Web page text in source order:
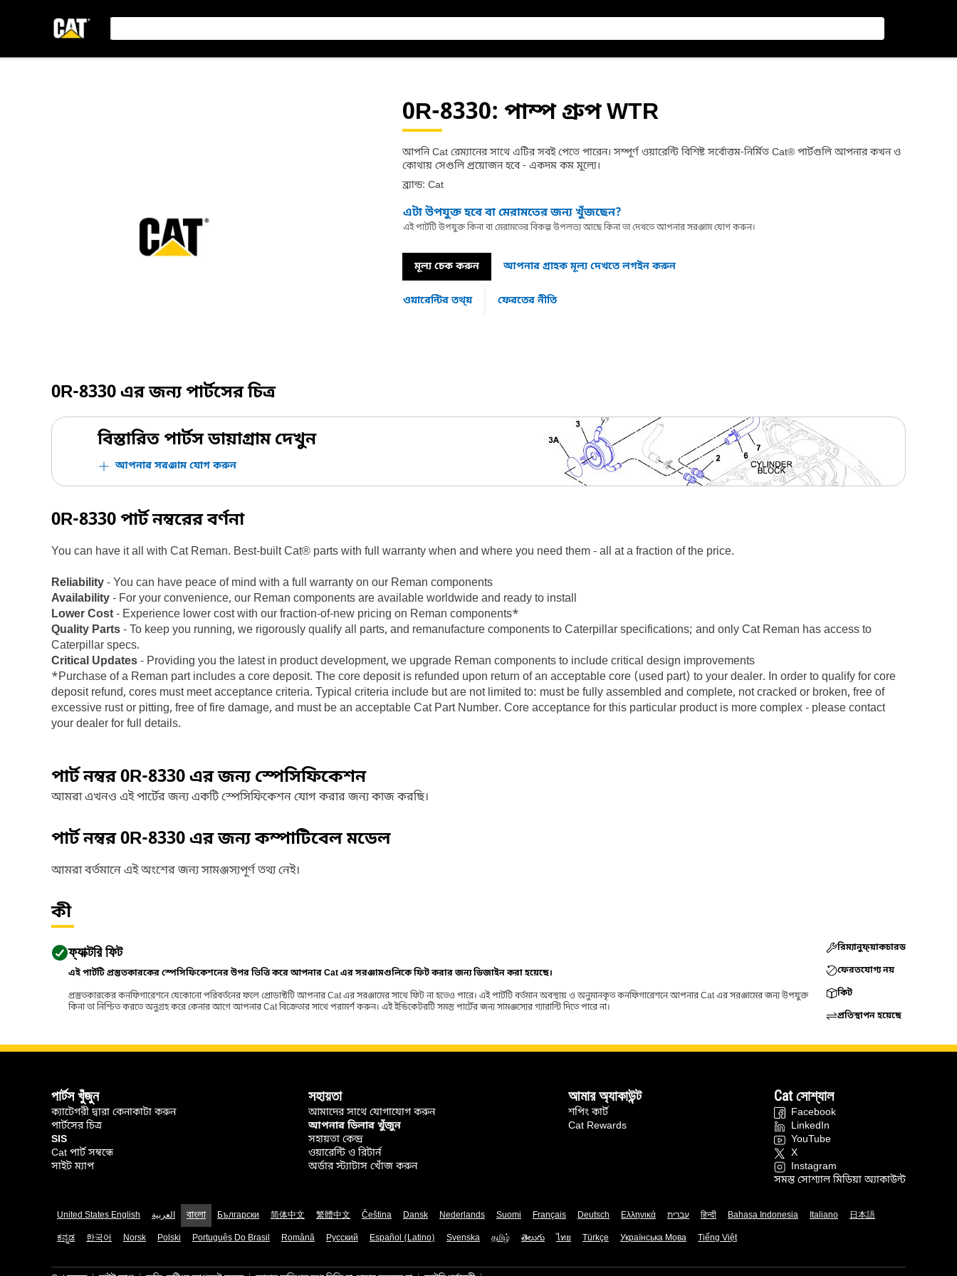
0R-8330: পাম্প গ্রুপ WTR
আপনি Cat রেম্যানের সাথে এটির সবই পেতে পারেন। সম্পূর্ণ ওয়ারেন্টি বিশিষ্ট সর্বোত্তম-নির্মিত Cat® পার্টগুলি আপনার কখন ও
কোথায় সেগুলি প্রয়োজন হবে - একদম কম মূল্যে।
ব্র্যান্ড: Cat
এটা উপযুক্ত হবে বা মেরামতের জন্য খুঁজছেন?
এই পার্টটি উপযুক্ত কিনা বা মেরামতের বিকল্প উপলভ্য আছে কিনা তা দেখতে আপনার সরঞ্জাম যোগ করুন।
মূল্য চেক করুন আপনার গ্রাহক মূল্য দেখতে লগইন করুন
ওয়ারেন্টির তথ্য় ফেরতের নীতি
0R-8330এর জন্য পার্টসের চিত্র
বিস্তারিত পার্টস ডায়াগ্রাম দেখুন
আপনার সরঞ্জাম যোগ করুন
0R-8330পার্ট নম্বরের বর্ণনা
You can have it all with Cat Reman. Best-built Cat® parts with full warranty when and where you need them - all at a fraction of the price.
Reliability- You can have peace of mind with a full warranty on our Reman components
Availability- For your convenience, our Reman components are available worldwide and ready to install
Lower Cost- Experience lower cost with our fraction-of-new pricing on Reman components*
Quality Parts- To keep you running, we rigorously qualify all parts, and remanufacture components to Caterpillar specifications; and only Cat Reman has access to
Caterpillar specs.
Critical Updates- Providing you the latest in product development, we upgrade Reman components to include critical design improvements
*Purchase of a Reman part includes a core deposit. The core deposit is refunded upon return of an acceptable core (used part) to your dealer. In order to qualify for core
deposit refund, cores must meet acceptance criteria. Typical criteria include but are not limited to: must be fully assembled and complete, not cracked or broken, free of
excessive rust or pitting, free of fire damage, and must be an acceptable Cat Part Number. Core acceptance for this particular product is more complex - please contact
your dealer for full details.
পার্ট নম্বর0R-8330এর জন্য স্পেসিফিকেশন
আমরা এখনও এই পার্টের জন্য একটি স্পেসিফিকেশন যোগ করার জন্য কাজ করছি।
পার্ট নম্বর0R-8330এর জন্য কম্পাটিবেল মডেল
আমরা বর্তমানে এই অংশের জন্য সামঞ্জস্যপূর্ণ তথ্য নেই।
কী
ফ্যাক্টরি ফিট
এই পার্টটি প্রস্তুতকারকের স্পেসিফিকেশনের উপর ভিত্তি করে আপনার Cat এর সরঞ্জামগুলিকে ফিট করার জন্য ডিজাইন করা হয়েছে।
প্রস্তুতকারকের কনফিগারেশনে যেকোনো পরিবর্তনের ফলে প্রোডাক্টটি আপনার Cat এর সরঞ্জামের সাথে ফিট না হতেও পারে। এই পার্টটি বর্তমান অবস্থায় ও অনুমানকৃত কনফিগারেশনে আপনার Cat এর সরঞ্জামের জন্য উপযুক্ত
কিনা তা নিশ্চিত করতে অনুগ্রহ করে কেনার আগে আপনার Cat বিক্রেতার সাথে পরামর্শ করুন। এই ইন্ডিকেটরটি সমস্ত পার্টের জন্য সামঞ্জস্যের গ্যারান্টি দিতে পারে না।
রিম্যানুফ্য়াকচারড
ফেরতযোগ্য নয়
কিট
প্রতিস্থাপন হয়েছে
পার্টস খুঁজুন
ক্যাটেগরী দ্বারা কেনাকাটা করুন
পার্টসের চিত্র
SIS
Cat পার্ট সম্বন্ধে
সাইট ম্যাপ
সহায়তা
আমাদের সাথে যোগাযোগ করুন
আপনার ডিলার খুঁজুন
সহায়তা কেন্দ্র
ওয়ারেন্টি ও রিটার্ন
অর্ডার স্ট্যাটাস খোঁজ করুন
আমার অ্যাকাউন্ট
শপিং কার্ট
Cat Rewards
Cat সোশ্যাল
Facebook
LinkedIn
YouTube
X
Instagram
সমস্ত সোশ্যাল মিডিয়া অ্যাকাউন্ট
United States English العربية বাংলা Български 简体中文 繁體中文 Čeština Dansk Nederlands Suomi Français Deutsch Ελληνικά עברית हिन्दी Bahasa Indonesia Italiano
日本語
ಕನ್ನಡ
한국어 Norsk Polski Português Do Brasil Română Русский Español (Latino) Svenska தமிழ் తెలుగు ไทย Türkçe Українська Мова Tiếng Việt